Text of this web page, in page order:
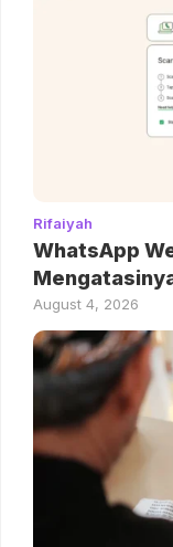
Rifaiyah
WhatsApp
August 4, 2026